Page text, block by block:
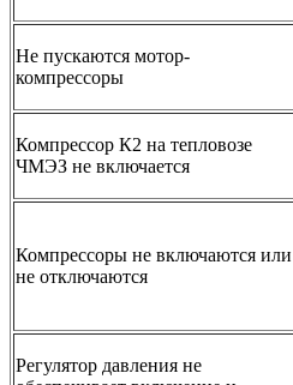
Не пускаются мотор-
компрессоры
Компрессор К2 на тепловозе
ЧМЭЗ не включается
Компрессоры не включаются или
не отключаются
Регулятор давления не